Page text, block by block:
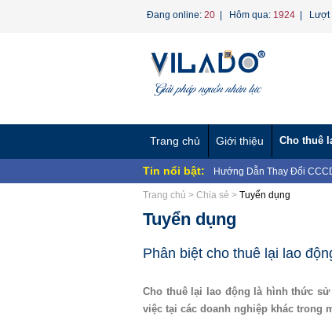
Đang online: 20 | Hôm qua: 1924 | Lượt
Trang chủ Giới thiệu Cho thuê
Tin nổi bật:
Hướng Dẫn Thay Đổi
BAN CHẤP HÀNH CÔNG
Chương trình "Giọt nước
CÔNG TY TNHH MTV VÌ
VỀ...
CÔNG TY TNHH MTV VÌ
Dịch vụ Hợp Thức Hóa
Phương án tinh gọn bộ
Trang chủ > Chia sẻ > Tuyển dụng
Tuyển dụng
Phân biệt cho thuê lại lao
Cho thuê lại lao động là hình thức
việc tại các doanh nghiệp khác trong